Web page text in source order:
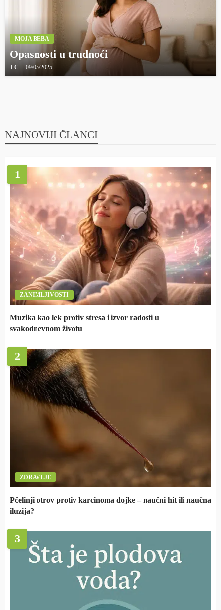
MOJA BEBA
Opasnosti u trudnoći
I C 09/05/2025
NAJNOVIJI ČLANCI
1
ZANIMLJIVOSTI
Muzika kao lek protiv stresa i izvor radosti u
svakodnevnom životu
2
ZDRAVLJE
Pčelinji otrov protiv karcinoma dojke – naučni hit ili naučna
iluzija?
3